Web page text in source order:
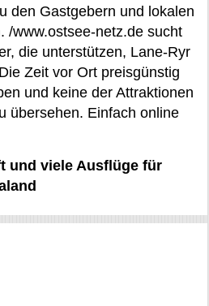
den Gastgebern und lokalen
/www.ostsee-netz.de sucht
die unterstützen, Lane-Ryr
Zeit vor Ort preisgünstig
und keine der Attraktionen
übersehen. Einfach online
und viele Ausflüge für